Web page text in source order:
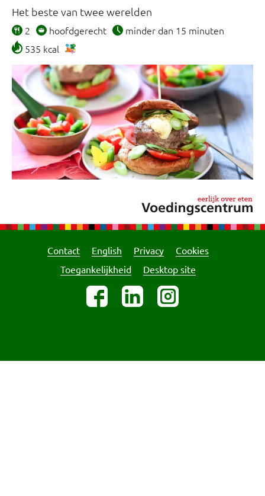
Het beste van twee werelden
2 hoofdgerecht
minder dan 15 minuten
535 kcal
Contact English Privacy
Cookies
Toegankelijkheid
Desktop site